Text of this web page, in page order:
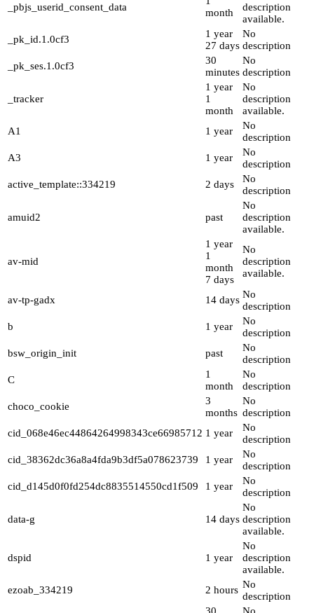
_pbjs_userid_consent_data
month
description
available.
_pk_id.1.0cf3
1 year
27 days
No
description
_pk_ses.1.0cf3
30
minutes
No
description
_tracker
1 year
1
month
No
description
available.
A1
1 year
No
description
A3
1 year
No
description
active_template::334219
2 days
No
description
amuid2 past
No
description
available.
av-mid
1 year
1
month
7 days
No
description
available.
av-tp-gadx 14 days No
description
b
1 year
No
description
bsw_origin_init
past
No
description
C
1
month
No
description
choco_cookie
3
months
No
description
cid_068e46ec44864264998343ce66985712 1 year
No
description
cid_38362dc36a8a4fda9b3df5a078623739
1 year
No
description
cid_d145d0f0fd254dc8835514550cd1f509
1 year
No
description
data-g 14 days
No
description
available.
dspid 1 year
No
description
available.
ezoab_334219
2 hours No
description
30 No